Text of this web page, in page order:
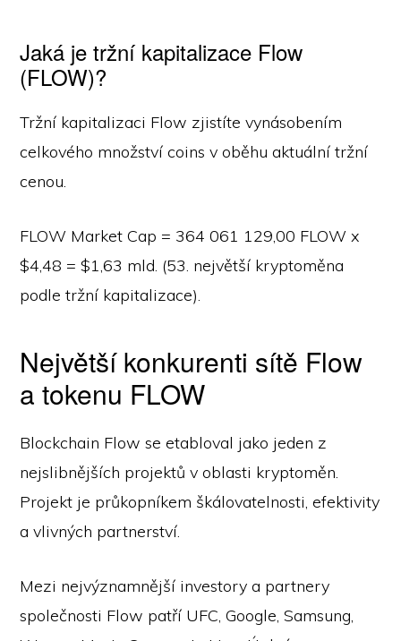
Jaká je tržní kapitalizace Flow
(FLOW)?
Tržní kapitalizaci Flow zjistíte vynásobením
celkového množství coins v oběhu aktuální tržní
cenou.
FLOW Market Cap = 364 061 129,00 FLOW x
$4,48 = $1,63 mld. (53. největší kryptoměna
podle tržní kapitalizace).
Největší konkurenti sítě Flow
a tokenu FLOW
Blockchain Flow se etabloval jako jeden z
nejslibnějších projektů v oblasti kryptoměn.
Projekt je průkopníkem škálovatelnosti, efektivity
a vlivných partnerství.
Mezi nejvýznamnější investory a partnery
společnosti Flow patří UFC, Google, Samsung,